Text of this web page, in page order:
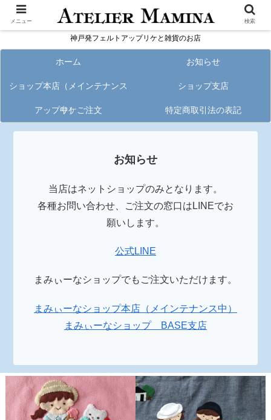
神戸発フェルトアップリケと雑貨のお店
ホーム お知らせ
ショップ本店（メインテナンス
中）
ショップ支店
アップリケご注文 特定商取引法の表記
お知らせ
当店はネットショップのみとなります。
各種お問い合わせ、ご注文の窓口はLINEでお
願いします。
公式LINE
まみぃーなショップでもご注文いただけます。
まみぃーなショップ本店（メインテナンス中）
まみぃーなショップ BASE支店
メニュー 検索